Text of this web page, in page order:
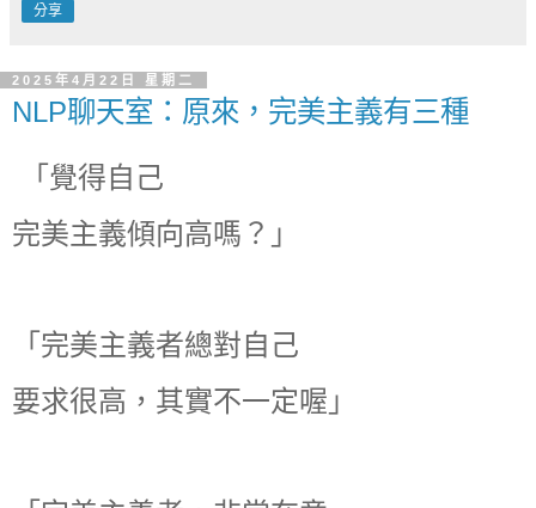
分享
2025年4月22日 星期二
NLP聊天室：原來，完美主義有三種
「覺得自己
完美主義傾向高嗎？」
「完美主義者總對自己
要求很高，其實不一定喔」